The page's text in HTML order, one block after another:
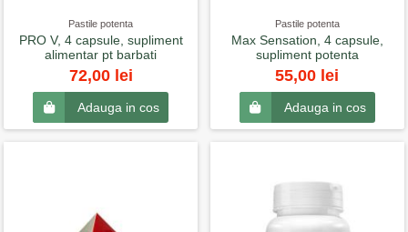
Pastile potenta
PRO V, 4 capsule, supliment
alimentar pt barbati
72,00 lei
Adauga in cos
Pastile potenta
Max Sensation, 4 capsule,
supliment potenta
55,00 lei
Adauga in cos